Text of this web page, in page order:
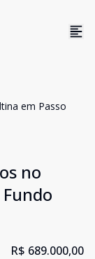
em Passo
no
R$ 689.000,00